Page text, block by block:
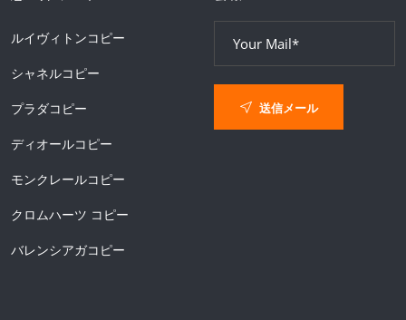
ルイヴィトンコピー
シャネルコピー
プラダコピー
ディオールコピー
モンクレールコピー
クロムハーツ コピー
バレンシアガコピー
送信メール